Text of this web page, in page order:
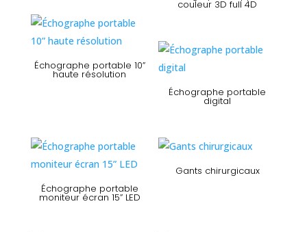
couleur 3D full 4D
Échographe portable 10”
haute résolution
Échographe portable
digital
Échographe portable
moniteur écran 15” LED
Gants chirurgicaux